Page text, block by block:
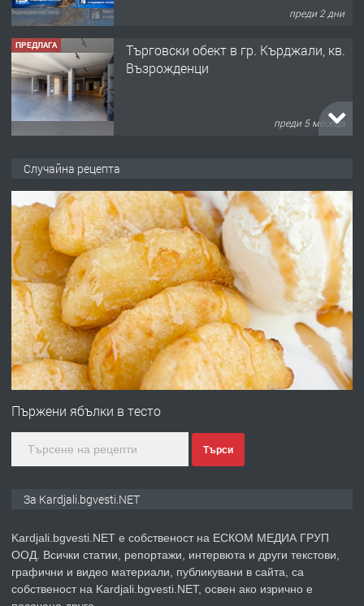
преди 2 дни
ПРЕДЛАГА
Tърговски обект в гр. Кърджали, кв.
Възрожденци
преди 5 месеца
преди 6 месеца
ПРЕДЛАГА
Заведение /ресторант, бистро/ в с.
Чакаларово, община Кирково
преди 7 месеца
ПРЕДЛАГА
Гараж под наем в супер център
на язовир Студен кладенец 331м2 |
преди 1 година
ПРЕДЛАГА Курс
Случайна рецепта
Пържени ябълки в тесто
Търси
За Kardjali.bgvesti.NET
Kardjali.bgvesti.NET е собственост на ЕСКОМ МЕДИА ГРУП
ООД. Всички статии, репортажи, интервюта и други текстови,
графични и видео материали, публикувани в сайта, са
собственост на Kardjali.bgvesti.NET, освен ако изрично е